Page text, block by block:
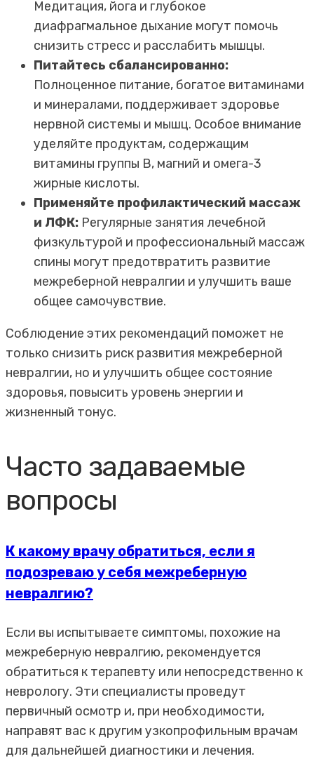
Медитация, йога и глубокое
диафрагмальное дыхание могут помочь
снизить стресс и расслабить мышцы.
Питайтесь сбалансированно:
Полноценное питание, богатое витаминами
и минералами, поддерживает здоровье
нервной системы и мышц. Особое внимание
уделяйте продуктам, содержащим
витамины группы B, магний и омега-3
жирные кислоты.
Применяйте профилактический массаж
и ЛФК: Регулярные занятия лечебной
физкультурой и профессиональный массаж
спины могут предотвратить развитие
межреберной невралгии и улучшить ваше
общее самочувствие.
Соблюдение этих рекомендаций поможет не
только снизить риск развития межреберной
невралгии, но и улучшить общее состояние
здоровья, повысить уровень энергии и
жизненный тонус.
Часто задаваемые
вопросы
К какому врачу обратиться, если я
подозреваю у себя межреберную
невралгию?
Если вы испытываете симптомы, похожие на
межреберную невралгию, рекомендуется
обратиться к терапевту или непосредственно к
неврологу. Эти специалисты проведут
первичный осмотр и, при необходимости,
направят вас к другим узкопрофильным врачам
для дальнейшей диагностики и лечения.